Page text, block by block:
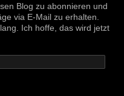
Blog zu abonnieren und
via E-Mail zu erhalten.
Ich hoffe, das wird jetzt